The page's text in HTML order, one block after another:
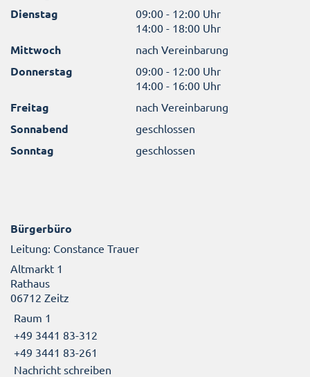
Dienstag
09:00 - 12:00 Uhr
14:00 - 18:00 Uhr
Mittwoch nach Vereinbarung
Donnerstag
09:00 - 12:00 Uhr
14:00 - 16:00 Uhr
Freitag nach Vereinbarung
Sonnabend geschlossen
Sonntag geschlossen
Bürgerbüro
Leitung: Constance Trauer
Altmarkt 1
Rathaus
06712 Zeitz
Raum 1
+49 3441 83-312
+49 3441 83-261
Nachricht schreiben